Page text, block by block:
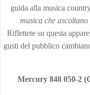
guida alla musica
musica che
Riflettete su questa
gusti del pubblico
Mercury 848 050-2